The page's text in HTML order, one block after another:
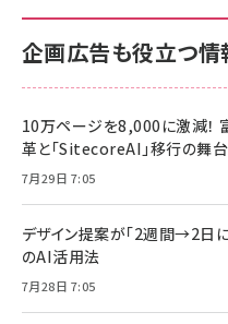
企画広告も役立つ情
10万ページを8,000に激減！
革と「SitecoreAI」移行の舞
7月29日 7:05
デザイン提案が「2週間→2日
のAI活用法
7月28日 7:05